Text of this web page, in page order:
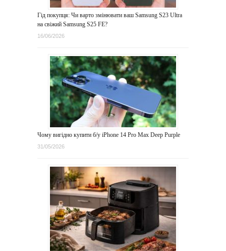
Гід покупця: Чи варто змінювати ваш Samsung S23 Ultra
на свіжий Samsung S25 FE?
16/06/2026
Чому вигідно купити б/у iPhone 14 Pro Max Deep Purple
31/05/2026